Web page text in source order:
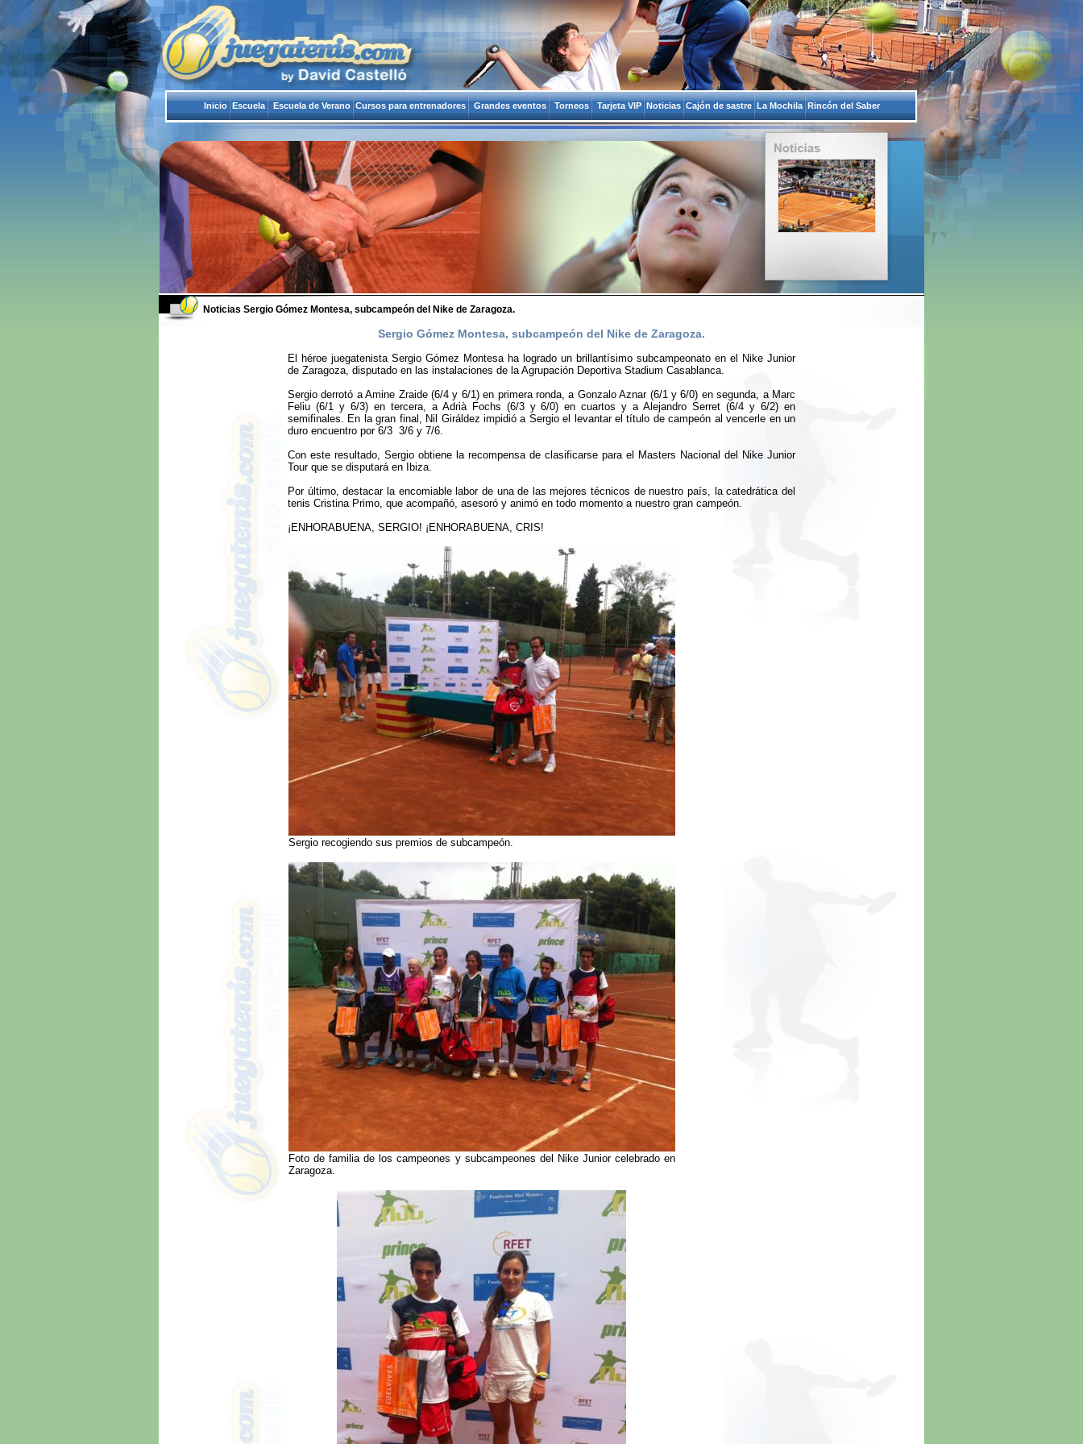
Inicio Escuela Escuela de Verano Cursos para entrenadores Grandes eventos Torneos Tarjeta VIP Noticias Cajón de sastre La Mochila Rincón del Saber
Noticias Sergio Gómez Montesa, subcampeón del Nike de Zaragoza.
Sergio Gómez Montesa, subcampeón del Nike de Zaragoza.
El héroe juegatenista Sergio Gómez Montesa ha logrado un brillantísimo subcampeonato en el Nike Junior
de Zaragoza, disputado en las instalaciones de la Agrupación Deportiva Stadium Casablanca.
Sergio derrotó a Amine Zraide (6/4 y 6/1) en primera ronda, a Gonzalo Aznar (6/1 y 6/0) en segunda, a Marc
Feliu (6/1 y 6/3) en tercera, a Adrià Fochs (6/3 y 6/0) en cuartos y a Alejandro Serret (6/4 y 6/2) en
semifinales. En la gran final, Nil Giráldez impidió a Sergio el levantar el título de campeón al vencerle en un
duro encuentro por 6/3 3/6 y 7/6.
Con este resultado, Sergio obtiene la recompensa de clasificarse para el Masters Nacional del Nike Junior
Tour que se disputará en Ibiza.
Por último, destacar la encomiable labor de una de las mejores técnicos de nuestro país, la catedrática del
tenis Cristina Primo, que acompañó, asesoró y animó en todo momento a nuestro gran campeón.
¡ENHORABUENA, SERGIO! ¡ENHORABUENA, CRIS!
Sergio recogiendo sus premios de subcampeón.
Foto de familia de los campeones y subcampeones del Nike Junior celebrado en
Zaragoza.